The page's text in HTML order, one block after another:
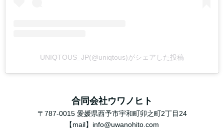
UNIQTOUS_JP(@uniqtous)がシェアした投稿
合同会社ウワノヒト
〒787-0015 愛媛県西予市宇和町卯之町2丁目24
【mail】info@uwanohito.com